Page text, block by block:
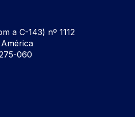
a C-143) nº 1112
060